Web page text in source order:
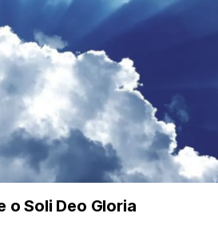
o Soli Deo Gloria